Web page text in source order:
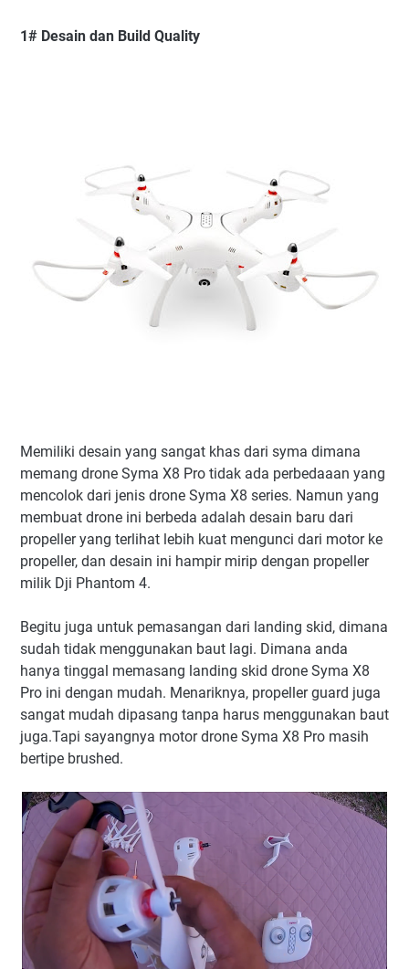
1# Desain dan Build Quality
Memiliki desain yang sangat khas dari syma dimana
memang drone Syma X8 Pro tidak ada perbedaaan yang
mencolok dari jenis drone Syma X8 series. Namun yang
membuat drone ini berbeda adalah desain baru dari
propeller yang terlihat lebih kuat mengunci dari motor ke
propeller, dan desain ini hampir mirip dengan propeller
milik Dji Phantom 4.
Begitu juga untuk pemasangan dari landing skid, dimana
sudah tidak menggunakan baut lagi. Dimana anda
hanya tinggal memasang landing skid drone Syma X8
Pro ini dengan mudah. Menariknya, propeller guard juga
sangat mudah dipasang tanpa harus menggunakan baut
juga.Tapi sayangnya motor drone Syma X8 Pro masih
bertipe brushed.